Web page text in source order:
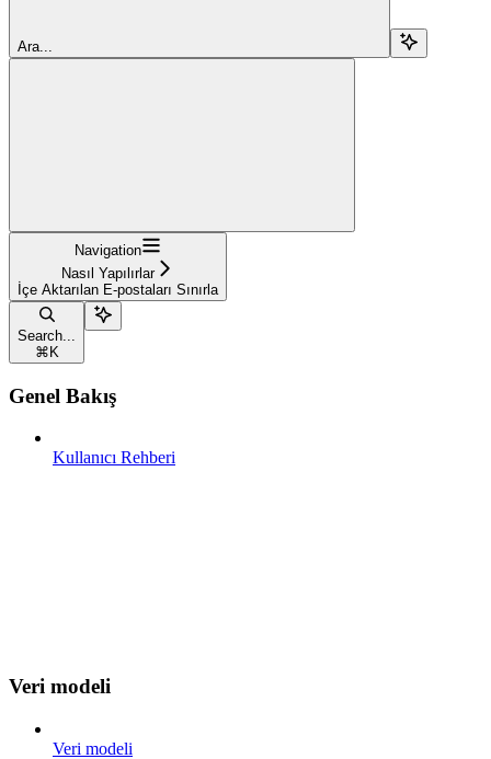
Ara...
Navigation
Nasıl Yapılırlar
İçe Aktarılan E-postaları Sınırla
Search...
⌘ K
Genel Bakış
Kullanıcı Rehberi
Veri modeli
Veri modeli